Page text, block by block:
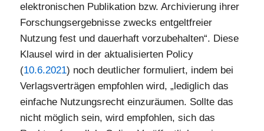
elektronischen Publikation bzw. Archivierung ihrer
Forschungsergebnisse zwecks entgeltfreier
Nutzung fest und dauerhaft vorzubehalten“. Diese
Klausel wird in der aktualisierten Policy
(10.6.2021) noch deutlicher formuliert, indem bei
Verlagsverträgen empfohlen wird, „lediglich das
einfache Nutzungsrecht einzuräumen. Sollte das
nicht möglich sein, wird empfohlen, sich das